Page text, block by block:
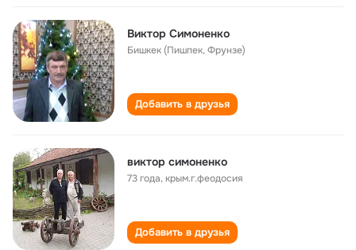
Виктор Симоненко
Бишкек (Пишпек, Фрунзе)
Добавить в друзья
виктор симоненко
73 года,крым.г.феодосия
Добавить в друзья